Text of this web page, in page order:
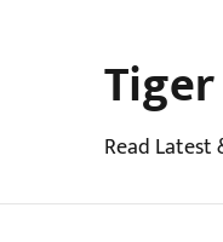
Read